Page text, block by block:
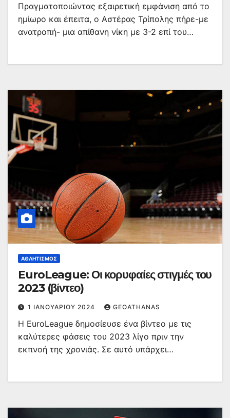
Πραγματοποιώντας εξαιρετική εμφάνιση από το
ημίωρο και έπειτα, ο Αστέρας Τρίπολης πήρε-με
ανατροπή- μια απίθανη νίκη με 3-2 επί του…
ΑΘΛΗΤΙΣΜΌΣ
EuroLeague: Οι κορυφαίες στιγμές του
2023 (βίντεο)
1 ΙΑΝΟΥΑΡΊΟΥ 2024 GEOATHANAS
Η EuroLeague δημοσίευσε ένα βίντεο με τις
καλύτερες φάσεις του 2023 λίγο πριν την
εκπνοή της χρονιάς. Σε αυτό υπάρχει…